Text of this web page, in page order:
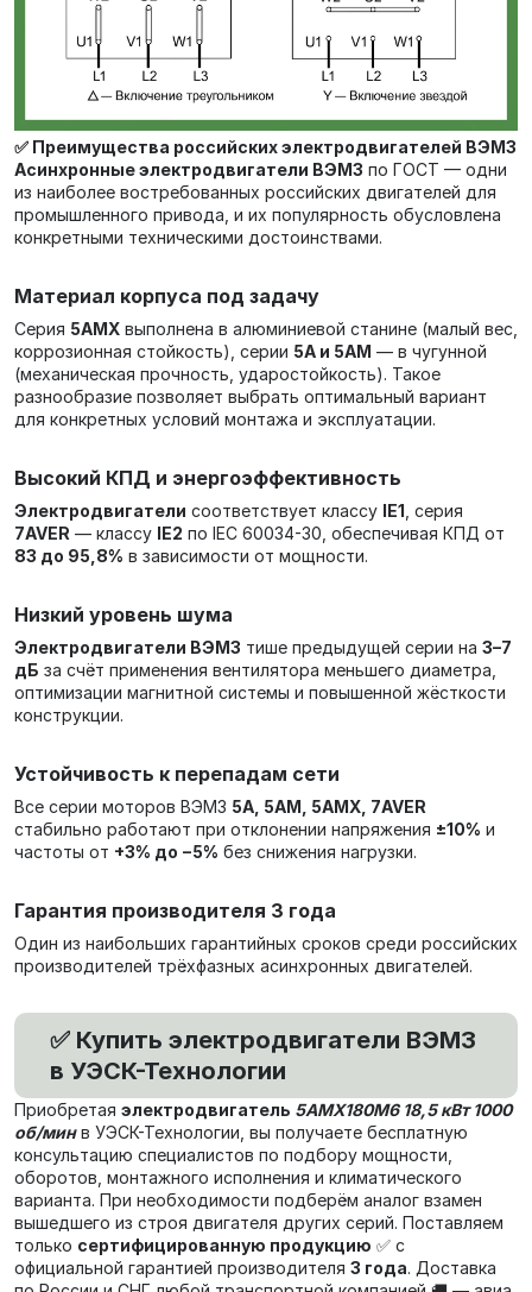
✅ Преимущества российских электродвигателей ВЭМЗ
Асинхронные электродвигатели ВЭМЗ по ГОСТ — одни
из наиболее востребованных российских двигателей для
промышленного привода, и их популярность обусловлена
конкретными техническими достоинствами.
Материал корпуса под задачу
Серия 5АМХ выполнена в алюминиевой станине (малый вес,
коррозионная стойкость), серии 5А и 5АМ — в чугунной
(механическая прочность, ударостойкость). Такое
разнообразие позволяет выбрать оптимальный вариант
для конкретных условий монтажа и эксплуатации.
Высокий КПД и энергоэффективность
Электродвигатели соответствует классу IE1 , серия
7AVER — классу IE2 по IEC 60034-30, обеспечивая КПД от
83 до 95,8% в зависимости от мощности.
Низкий уровень шума
Электродвигатели ВЭМЗ тише предыдущей серии на 3–7
дБ за счёт применения вентилятора меньшего диаметра,
оптимизации магнитной системы и повышенной жёсткости
конструкции.
Устойчивость к перепадам сети
Все серии моторов ВЭМЗ 5А, 5АМ, 5АМХ, 7AVER
стабильно работают при отклонении напряжения ±10% и
частоты от +3% до −5% без снижения нагрузки.
Гарантия производителя 3 года
Один из наибольших гарантийных сроков среди российских
производителей трёхфазных асинхронных двигателей.
✅ Купить электродвигатели ВЭМЗ
в УЭСК-Технологии
Приобретая электродвигатель 5АМХ180M6 18,5 кВт 1000
об/минв УЭСК-Технологии, вы получаете бесплатную
консультацию специалистов по подбору мощности,
оборотов, монтажного исполнения и климатического
варианта. При необходимости подберём аналог взамен
вышедшего из строя двигателя других серий. Поставляем
только сертифицированную продукцию ✅ с
официальной гарантией производителя 3 года. Доставка